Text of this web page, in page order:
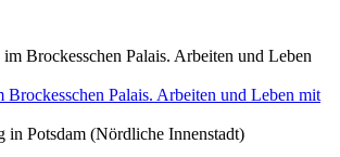
Palais. Arbeiten und Leben mit
in Potsdam (Nördliche Innenstadt)